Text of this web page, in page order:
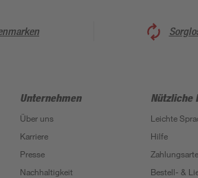
Unternehmen
Über uns
Karriere
Presse
Nachhaltigkeit
Nützliche
Leichte
Hilfe
Bestell- &